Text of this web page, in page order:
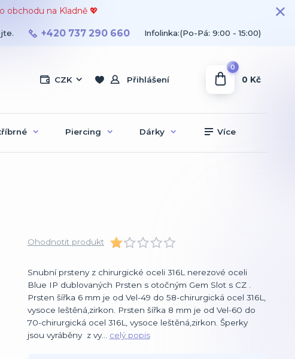
obchodu na Kladně 💖
CZK Přihlášení
+420 737 290 660 Infolinka:(Po-Pá: 9:00 - 15:00)
0
0 Kč
Piercing Dárky Více
Ohodnotit produkt
Snubní prsteny z chirurgické oceli 316L nerezové oceli
Blue IP dublovaných Prsten s otočným Gem Slot s CZ .
Prsten šířka 6 mm je od Vel-49 do 58-chirurgická ocel 316L,
vysoce leštěná,zirkon. Prsten šířka 8 mm je od Vel-60 do
70-chirurgická ocel 316L, vysoce leštěná,zirkon. Šperky
jsou vyráběny z vy... celý popis